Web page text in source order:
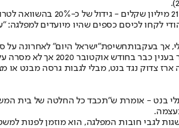
לקחו לכיסם כספים שהיו מיועדים
אך בעקבותחשיפת"ישראל היום" לאחרונה על
לאיש והדבר התגלה רק עתה", נכתב בעתירה.
צדוק נגד בנט, מבלי לגבות גרסה מבנט או
בנט - אומרת ש"תכבד כל החלטה של בית
חובות המפלגה, הוא מוזמן לפנות